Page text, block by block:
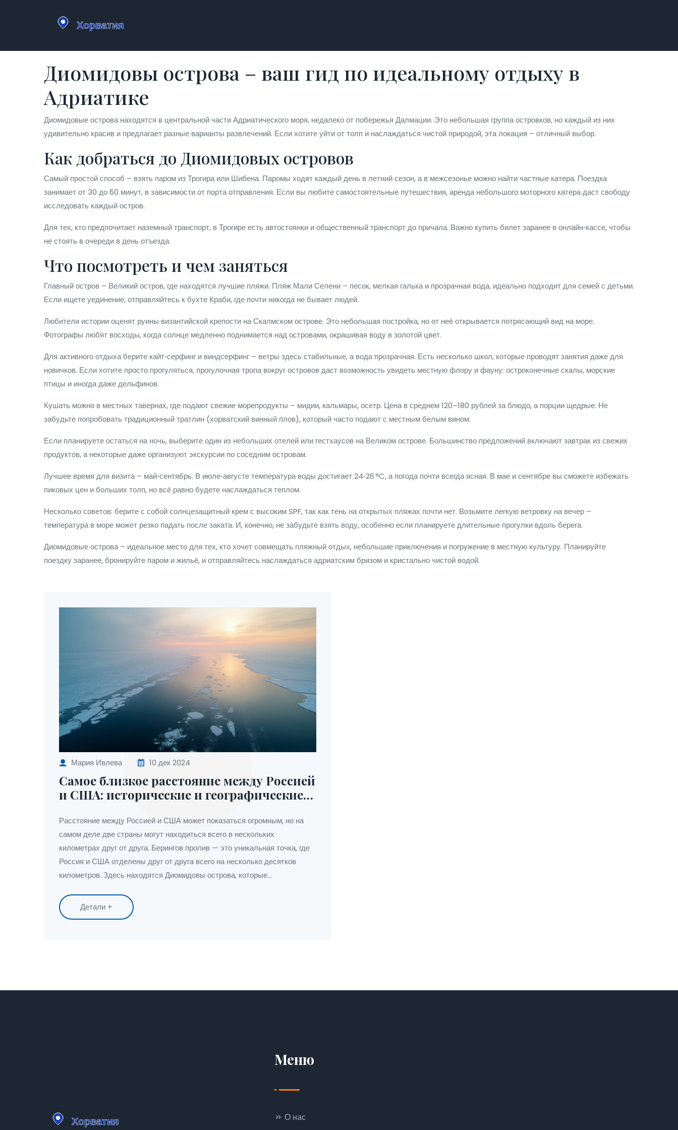
Диомидовы острова – ваш гид по идеальному отдыху в
Адриатике
Диомидовые острова находятся в центральной части Адриатического моря, недалеко от побережья Далмации. Это небольшая группа островков, но каждый из них
удивительно красив и предлагает разные варианты развлечений. Если хотите уйти от толп и наслаждаться чистой природой, эта локация – отличный выбор.
Как добраться до Диомидовых островов
Самый простой способ – взять паром из Трогира или Шибена. Паромы ходят каждый день в летний сезон, а в межсезонье можно найти частные катера. Поездка
занимает от 30 до 60 минут, в зависимости от порта отправления. Если вы любите самостоятельные путешествия, аренда небольшого моторного катера даст свободу
исследовать каждый остров.
Для тех, кто предпочитает наземный транспорт, в Трогире есть автостоянки и общественный транспорт до причала. Важно купить билет заранее в онлайн‑кассе, чтобы
не стоять в очереди в день отъезда.
Что посмотреть и чем заняться
Главный остров – Великий остров, где находятся лучшие пляжи. Пляж Мали Селени – песок, мелкая галька и прозрачная вода, идеально подходит для семей с детьми.
Если ищете уединение, отправляйтесь к бухте Краби, где почти никогда не бывает людей.
Любители истории оценят руины византийской крепости на Скалмском острове. Это небольшая постройка, но от неё открывается потрясающий вид на море.
Фотографы любят восходы, когда солнце медленно поднимается над островами, окрашивая воду в золотой цвет.
Для активного отдыха берите кайт‑серфинг и виндсерфинг – ветры здесь стабильные, а вода прозрачная. Есть несколько школ, которые проводят занятия даже для
новичков. Если хотите просто прогуляться, прогулочная тропа вокруг островов даст возможность увидеть местную флору и фауну: остроконечные скалы, морские
птицы и иногда даже дельфинов.
Кушать можно в местных тавернах, где подают свежие морепродукты – мидии, кальмары, осетр. Цена в среднем 120–180 рублей за блюдо, а порции щедрые. Не
забудьте попробовать традиционный тратлин (хорватский винный плов), который часто подают с местным белым вином.
Если планируете остаться на ночь, выберите один из небольших отелей или гестхаусов на Великом острове. Большинство предложений включают завтрак из свежих
продуктов, а некоторые даже организуют экскурсии по соседним островам.
Лучшее время для визита – май‑сентябрь. В июле‑августе температура воды достигает 24‑26 °C, а погода почти всегда ясная. В мае и сентябре вы сможете избежать
пиковых цен и больших толп, но всё равно будете наслаждаться теплом.
Несколько советов: берите с собой солнцезащитный крем с высоким SPF, так как тень на открытых пляжах почти нет. Возьмите легкую ветровку на вечер –
температура в море может резко падать после заката. И, конечно, не забудьте взять воду, особенно если планируете длительные прогулки вдоль берега.
Диомидовые острова – идеальное место для тех, кто хочет совмещать пляжный отдых, небольшие приключения и погружение в местную культуру. Планируйте
поездку заранее, бронируйте паром и жильё, и отправляйтесь наслаждаться адриатским бризом и кристально чистой водой.
Мария Ивлева 10 дек 2024
Самое близкое расстояние между Россией
и США: исторические и географические
Расстояние между Россией и США может показаться огромным, но на
самом деле две страны могут находиться всего в нескольких
километрах друг от друга. Берингов пролив — это уникальная точка, где
Россия и США отделены друг от друга всего на несколько десятков
километров. Здесь находятся Диомидовы острова, которые
Узнайте, как это место стало символом политического и культурного
пересечения, а также откройте для себя захватывающие факты,
Детали +
Меню
О нас